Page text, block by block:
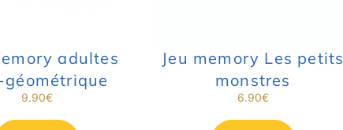
adultes
géométrique
9.90€
Jeu memory Les petits
monstres
6.90€